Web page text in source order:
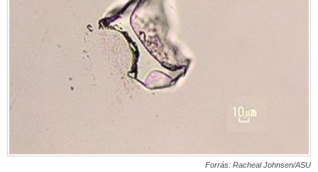
Forrás: Racheal Johnsen/ASU